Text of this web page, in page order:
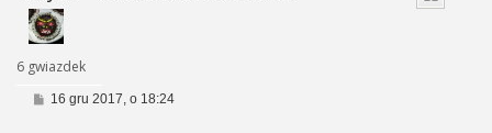
6 gwiazdek
P16 gru 2017, o 18:24